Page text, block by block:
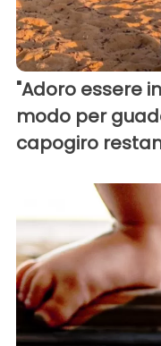
"Adoro essere
modo per
capogiro